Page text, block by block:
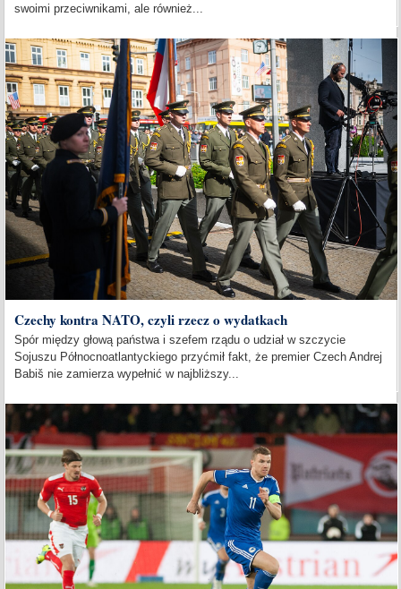
swoimi przeciwnikami, ale również...
Czechy kontra NATO, czyli rzecz o wydatkach
Spór między głową państwa i szefem rządu o udział w szczycie
Sojuszu Północnoatlantyckiego przyćmił fakt, że premier Czech Andrej
Babiš nie zamierza wypełnić w najbliższy...